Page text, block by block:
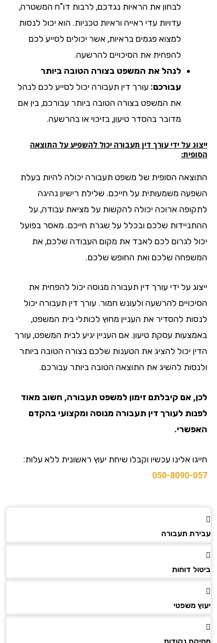
לבחון את הראיות נגדכם, לרבות דו"ח המשטרה,
עדויות עדי ראייה וראיות טכניות. הוא יכול לנסות
למצוא פגמים בראיות, אשר יכולים לסייע לכם
להפחית את הסיכויים להרשעה.
לנהל את המשפט בצורה הטובה ביותר
עבורכם:עורך דין תעבורה יכול לסייע לכם לנהל
את המשפט בצורה הטובה ביותר עבורכם, בין אם
מדובר בהסדר טיעון, בזיכוי או בהרשעה.
על ידי עורך דין תעבורה יכול להשפיע על התוצאה
הסופית של משפט תעבורה יכולה להיות בעלת
משמעותית על חייכם. שלילת רישיון נהיגה
ארוכה יכולה להקשות על מציאת עבודה, על
שלכם ובכלל על שגרת חייכם. מאסר בפועל
לגרום לכם לאבד את מקום העבודה שלכם, את
שלכם ואת החופש שלכם.
על ידי עורך דין תעבורה מנוסה יכול להפחית את
להרשעה ולעונש חמור. עורך דין תעבורה יכול
להסדיר את העניין מחוץ לכותלי בית המשפט,
עסקת טיעון. אם העניין יגיע לבית המשפט, עורך
יכול להציג את הטענות שלכם בצורה הטובה ביותר
להשיג את התוצאה הטובה ביותר עבורכם.
אם קיבלתם זימון למשפט תעבורה, חשוב מאוד
לעורך דין תעבורה מנוסה ומקצועי בהקדם
אלינו עכשיו וקבלו שיחת יעוץ ראשונית ללא עלות:
050-8090-
תעבורה
דוחות
משפטי